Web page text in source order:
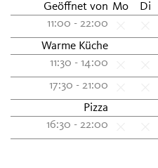
Geöffnet von Mo Di
11:00 - 22:00
Warme Küche
11:30 - 14:00
17:30 - 21:00
Pizza
16:30 - 22:00